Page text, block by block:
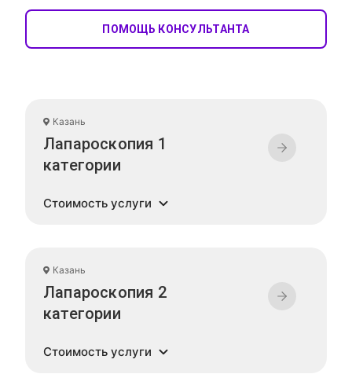
ПОМОЩЬ КОНСУЛЬТАНТА
Казань
Лапароскопия 1
категории
Стоимость услуги
Казань
Лапароскопия 2
категории
Стоимость услуги